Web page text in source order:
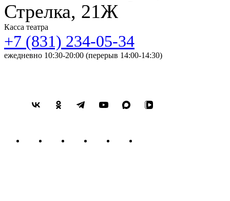
Стрелка, 21Ж
Касса театра
+7 (831) 234-05-34
ежедневно 10:30-20:00 (перерыв 14:00-14:30)